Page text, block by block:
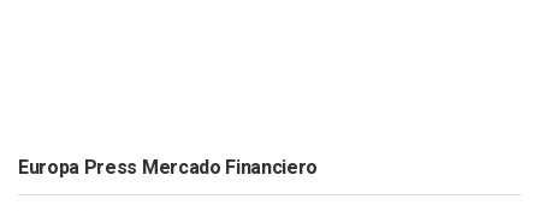
Europa Press Mercado Financiero